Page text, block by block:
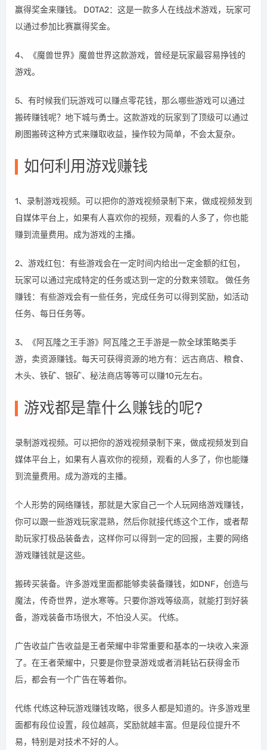
赢得奖金来赚钱。 DOTA2：这是一款多人在线战术游戏，玩家可
以通过参加比赛赢得奖金。
4、《魔兽世界》魔兽世界这款游戏，曾经是玩家最容易挣钱的
游戏。
5、有时候我们玩游戏可以赚点零花钱，那么哪些游戏可以通过
搬砖赚钱呢？地下城与勇士。这款游戏的玩家到了顶级可以通过
刷图搬砖这种方式来赚取收益，操作较为简单，不会太复杂。
如何利用游戏赚钱
1、录制游戏视频。可以把你的游戏视频录制下来，做成视频发到
自媒体平台上，如果有人喜欢你的视频，观看的人多了，你也能
赚到流量费用。成为游戏的主播。
2、游戏红包：有些游戏会在一定时间内给出一定金额的红包，
玩家可以通过完成特定的任务或达到一定的分数来领取。 做任务
赚钱：有些游戏会有一些任务，完成任务可以得到奖励，如活动
任务、每日任务等。
3、《阿瓦隆之王手游》阿瓦隆之王手游是一款全球策略类手
游，卖资源赚钱。每天可获得资源的地方有：远古商店、粮食、
木头、铁矿、银矿、秘法商店等等可以赚10元左右。
游戏都是靠什么赚钱的呢?
录制游戏视频。可以把你的游戏视频录制下来，做成视频发到自
媒体平台上，如果有人喜欢你的视频，观看的人多了，你也能赚
到流量费用。成为游戏的主播。
个人形势的网络赚钱，那就是大家自己一个人玩网络游戏赚钱，
你可以跟一些游戏玩家混熟，然后你就接代练这个工作，或者帮
助玩家打极品装备去，这样你可以得到一定的回报，主要的网络
游戏赚钱就是这些。
搬砖买装备。许多游戏里面都能够卖装备赚钱，如DNF，创造与
魔法，传奇世界，逆水寒等。只要你游戏等级高，就能打到好装
备，游戏装备市场很大，不怕没人买。 代练。
广告收益广告收益是王者荣耀中非常重要和基本的一块收入来源
了。在王者荣耀中，只要是你登录游戏或者消耗钻石获得金币
后，都会有一个广告在等着你。
代练 代练这种玩游戏赚钱攻略，很多人都是知道的。许多游戏里
面都有段位设置，段位越高，奖励就越丰富。但是段位提升不
易，特别是对技术不好的人。